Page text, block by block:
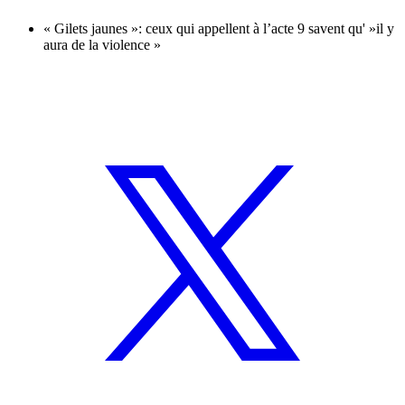
« Gilets jaunes »: ceux qui appellent à l’acte 9 savent qu' »il y
aura de la violence »